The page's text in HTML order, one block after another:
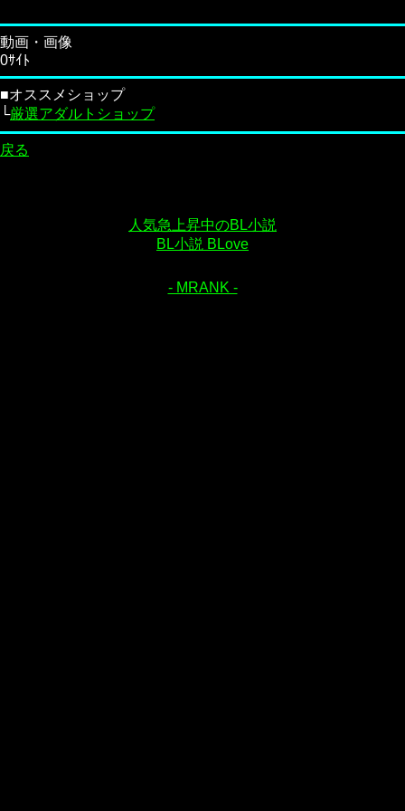
動画・画像
0ｻｲﾄ
■オススメショップ
└厳選アダルトショップ
戻る
人気急上昇中のBL小説
BL小説 BLove
- MRANK -